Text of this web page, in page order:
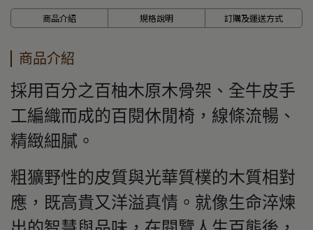
商品介紹 規格說明 訂購及運送方式
商品介紹
採用百分之百柚木原木骨架、全牛皮手
工編織而成的百閱休閒椅，線條流暢、
精緻細膩。
粗獷野性的皮質與光華質樸的木質相對
應，既高貴又洋溢真情。就像生命淬煉